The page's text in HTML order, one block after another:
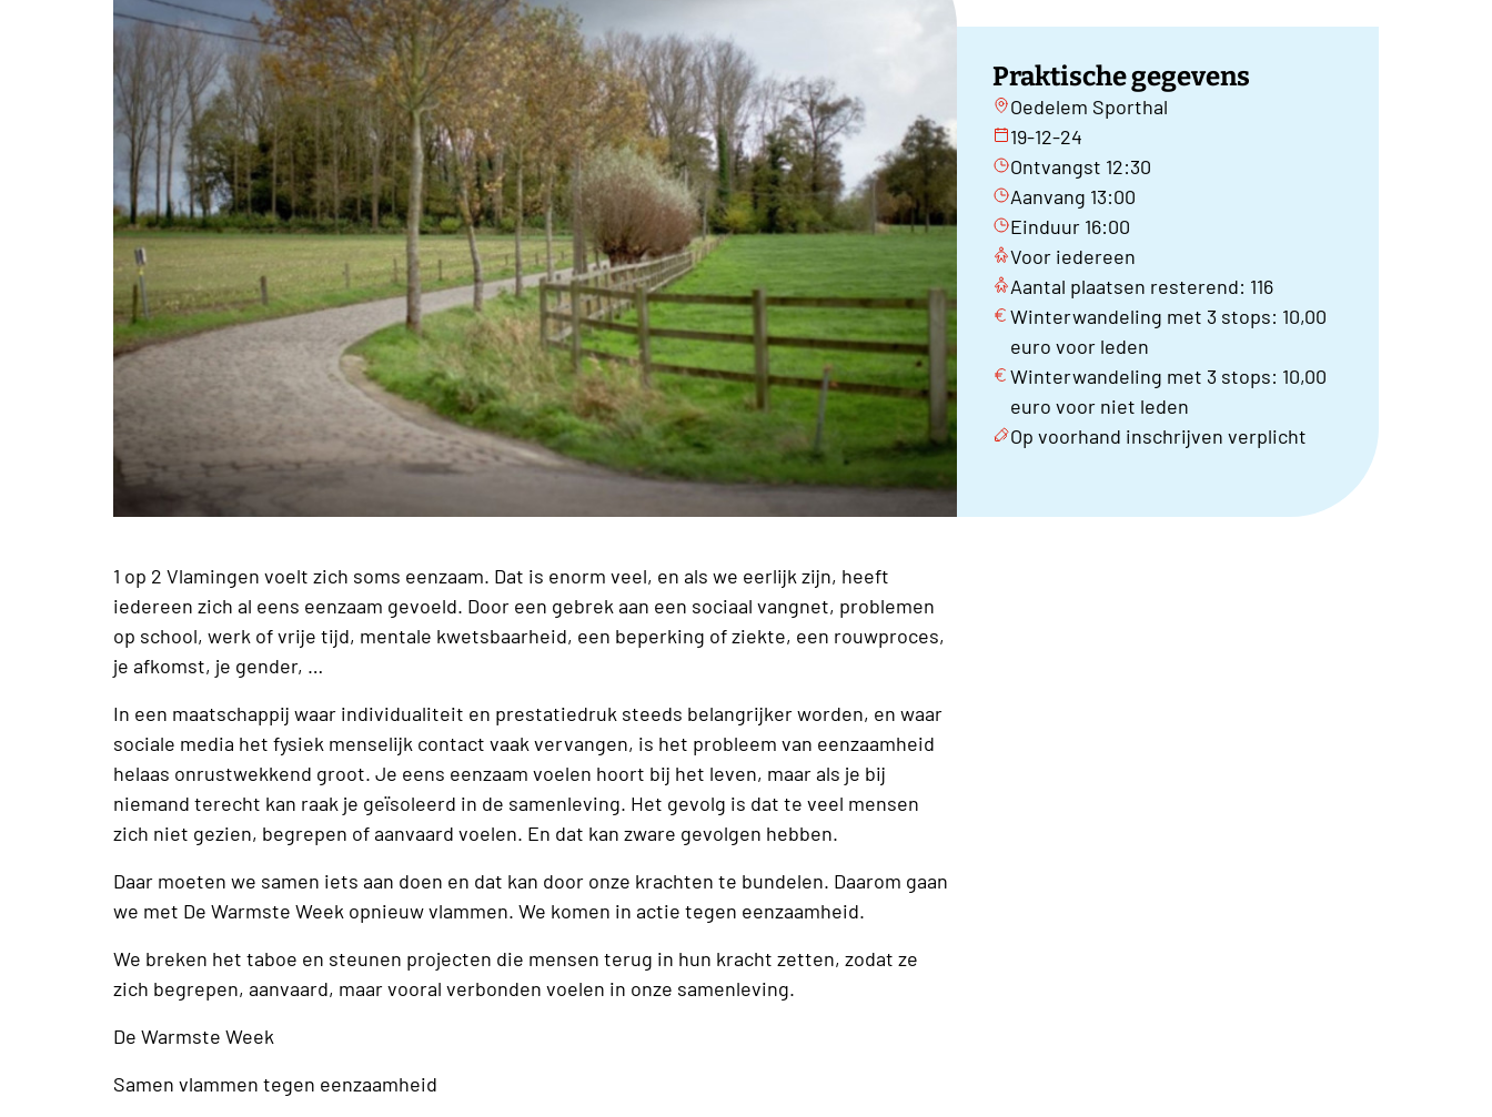
Praktische gegevens
Oedelem Sporthal
19-12-24
Ontvangst 12:30
Aanvang 13:00
Einduur 16:00
Voor iedereen
Aantal plaatsen resterend: 116
Winterwandeling met 3 stops: 10,00
euro voor leden
Winterwandeling met 3 stops: 10,00
euro voor niet leden
Op voorhand inschrijven verplicht
1 op 2 Vlamingen voelt zich soms eenzaam. Dat is enorm veel, en als we eerlijk zijn, heeft
iedereen zich al eens eenzaam gevoeld. Door een gebrek aan een sociaal vangnet, problemen
op school, werk of vrije tijd, mentale kwetsbaarheid, een beperking of ziekte, een rouwproces,
je afkomst, je gender, …
In een maatschappij waar individualiteit en prestatiedruk steeds belangrijker worden, en waar
sociale media het fysiek menselijk contact vaak vervangen, is het probleem van eenzaamheid
helaas onrustwekkend groot. Je eens eenzaam voelen hoort bij het leven, maar als je bij
niemand terecht kan raak je geïsoleerd in de samenleving. Het gevolg is dat te veel mensen
zich niet gezien, begrepen of aanvaard voelen. En dat kan zware gevolgen hebben.
Daar moeten we samen iets aan doen en dat kan door onze krachten te bundelen. Daarom gaan
we met De Warmste Week opnieuw vlammen. We komen in actie tegen eenzaamheid.
We breken het taboe en steunen projecten die mensen terug in hun kracht zetten, zodat ze
zich begrepen, aanvaard, maar vooral verbonden voelen in onze samenleving.
De Warmste Week
Samen vlammen tegen eenzaamheid